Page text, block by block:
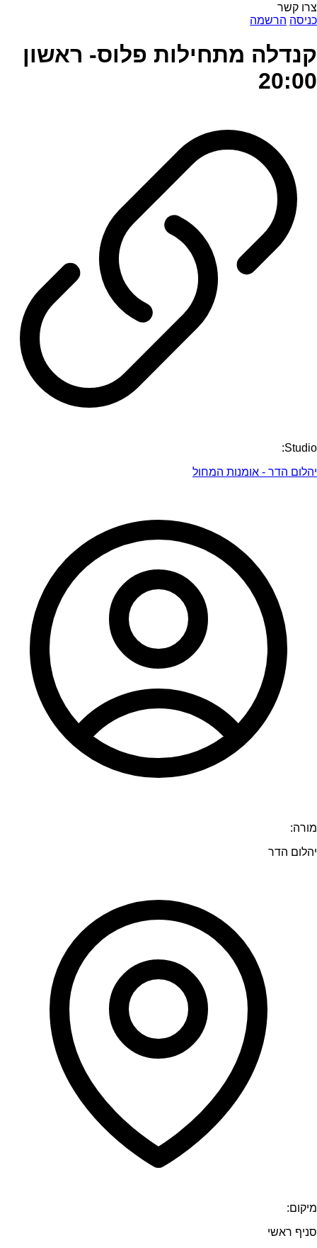
צרו קשר
כניסה הרשמה
קנדלה מתחילות פלוס- ראשון
20:00
Studio:
יהלום הדר - אומנות המחול
מורה:
יהלום הדר
מיקום:
סניף ראשי